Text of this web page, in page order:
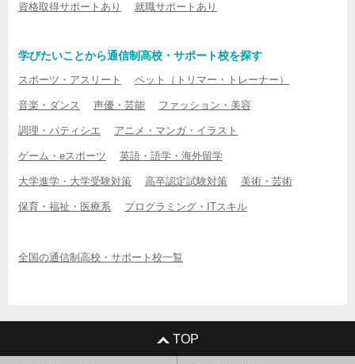
資格取得サポートあり 就職サポートあり
学びたいことから通信制高校・サポート校を探す
スポーツ・アスリート ペット（トリマー・トレーナー）
音楽・ダンス 声優・芸能 ファッション・美容
調理・パティシエ アニメ・マンガ・イラスト
ゲーム・eスポーツ 英語・語学・海外留学
大学進学・大学受験対策 高卒認定試験対策 美術・芸術
保育・福祉・医療系 プログラミング・ITスキル
全国の通信制高校・サポート校一覧
TOP